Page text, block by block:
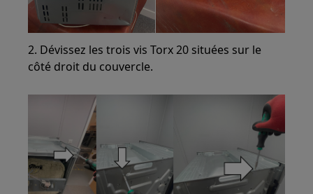
2. Dévissez les trois vis Torx 20 situées sur le
côté droit du couvercle.